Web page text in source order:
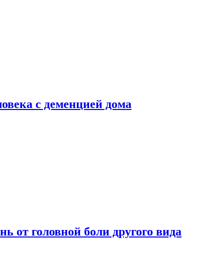
с деменцией дома
от головной боли другого вида